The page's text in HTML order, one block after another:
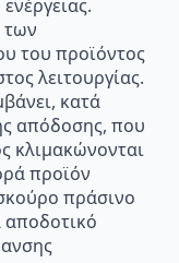
των
του προϊόντος
λειτουργίας.
κατά
απόδοσης, που
κλιμακώνονται
προϊόν
πράσινο